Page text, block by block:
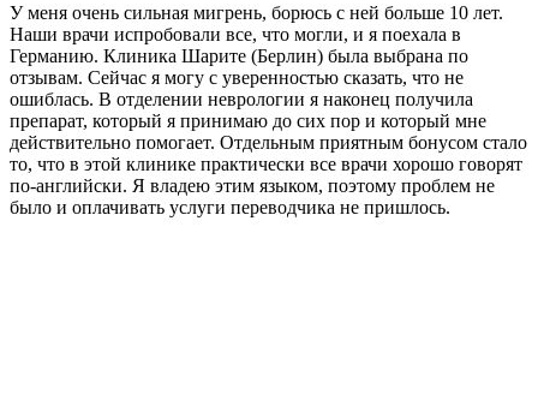
У меня очень сильная мигрень, борюсь с ней больше 10 лет.
Наши врачи испробовали все, что могли, и я поехала в
Германию. Клиника Шарите (Берлин) была выбрана по
отзывам. Сейчас я могу с уверенностью сказать, что не
ошиблась. В отделении неврологии я наконец получила
препарат, который я принимаю до сих пор и который мне
действительно помогает. Отдельным приятным бонусом стало
то, что в этой клинике практически все врачи хорошо говорят
по-английски. Я владею этим языком, поэтому проблем не
было и оплачивать услуги переводчика не пришлось.